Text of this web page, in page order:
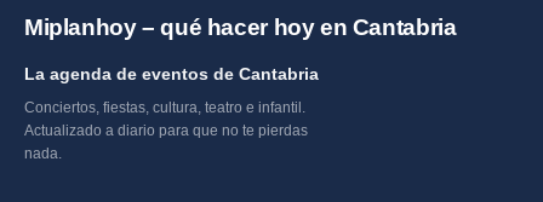
Miplanhoy – qué hacer hoy en Cantabria
La agenda de eventos de Cantabria
Conciertos, fiestas, cultura, teatro e infantil.
Actualizado a diario para que no te pierdas
nada.